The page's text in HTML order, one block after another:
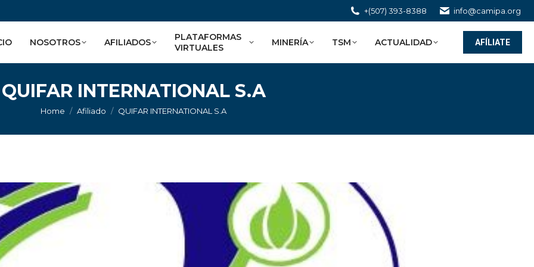
+(507) 393-8388 info@camipa.org
NOSOTROS AFILIADOS
PLATAFORMAS
VIRTUALES
MINERÍA TSM ACTUALIDAD AFÍLIATE
QUIFAR INTERNATIONAL S.A
You are here:
Home Afiliado QUIFAR INTERNATIONAL S.A